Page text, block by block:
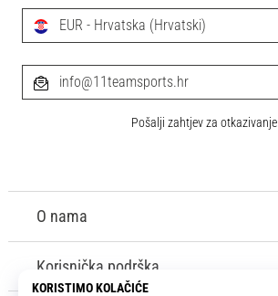
O nama
Korisnička podrška
EUR - Hrvatska (Hrvatski)
info@11teamsports.hr
Pošalji zahtjev za otkazivanje